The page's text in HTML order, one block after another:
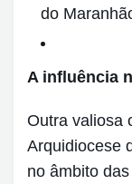
do
A influência
Outra valiosa
Arquidiocese
no âmbito